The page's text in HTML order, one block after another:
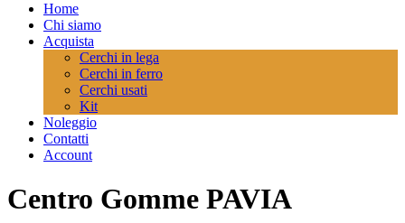
Home
Chi siamo
Acquista
Cerchi in lega
Cerchi in ferro
Cerchi usati
Kit
Noleggio
Contatti
Account
Centro Gomme PAVIA